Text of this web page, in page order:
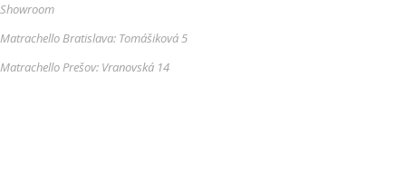
Showroom
Matrachello Bratislava: Tomášiková 5
Matrachello Prešov: Vranovská 14